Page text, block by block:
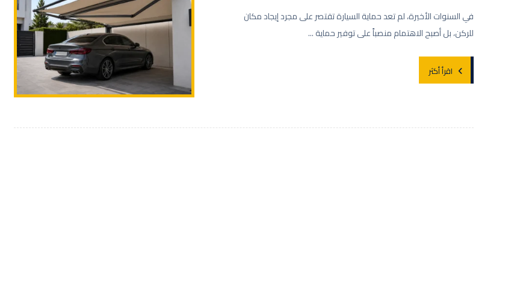
في السنوات الأخيرة، لم تعد حماية السيارة تقتصر على مجرد إيجاد مكان
للركن، بل أصبح الاهتمام منصباً على توفير حماية ...
اقرأ أكثر